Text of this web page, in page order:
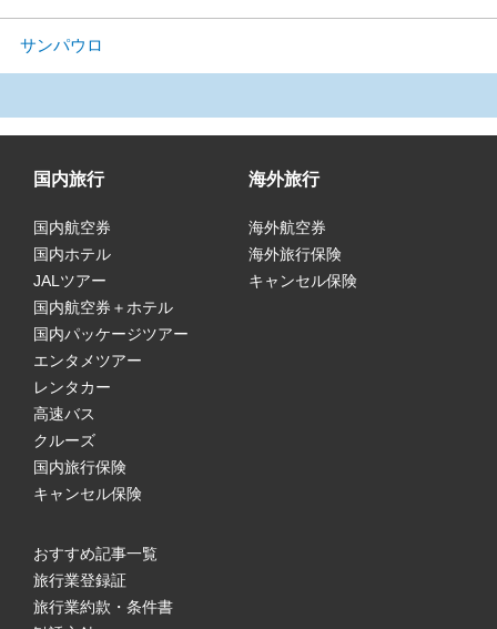
サンパウロ
国内旅行
国内航空券
国内ホテル
JALツアー
国内航空券＋ホテル
国内パッケージツアー
エンタメツアー
レンタカー
高速バス
クルーズ
国内旅行保険
キャンセル保険
海外旅行
海外航空券
海外旅行保険
キャンセル保険
おすすめ記事一覧
旅行業登録証
旅行業約款・条件書